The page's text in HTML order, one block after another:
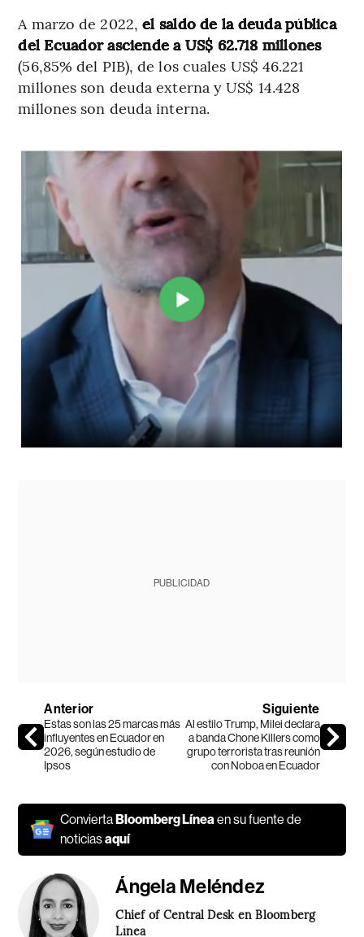
A marzo de 2022,el saldo de la deuda pública
del Ecuador asciende a US$ 62.718 millones
(56,85% del PIB), de los cuales US$ 46.221
millones son deuda externa y US$ 14.428
millones son deuda interna.
PUBLICIDAD
Anterior
Estas son las 25 marcas más
influyentes en Ecuador en
2026, según estudio de
Ipsos
Siguiente
Al estilo Trump, Milei declara
a banda Chone Killers como
grupo terrorista tras reunión
con Noboa en Ecuador
ConviertaBloomberg Línea en su fuente de
noticiasaquí
Ángela Meléndez
Chief of Central Desk en Bloomberg
Línea